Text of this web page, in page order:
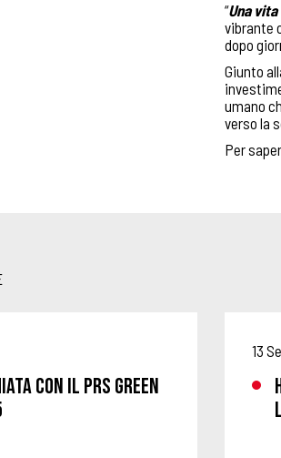
“Una
vibrante
dopo
Giunto
umano
verso la
Per
CON IL PRS GREEN
13